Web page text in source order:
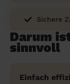
Sichere
Darum
sinnvoll
Einfach